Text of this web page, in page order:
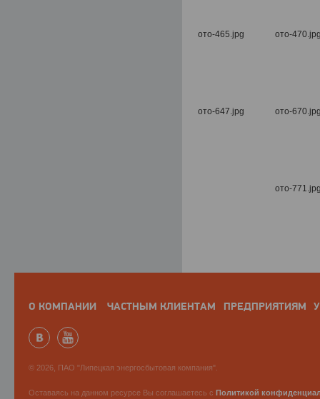
О КОМПАНИИ ЧАСТНЫМ КЛИЕНТАМ ПРЕДПРИЯТИЯМ
© 2026, ПАО "Липецкая энергосбытовая компания".
Оставаясь на данном ресурсе Вы соглашаетесь с Политикой